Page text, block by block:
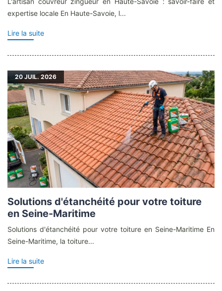
expertise locale En Haute-Savoie, l...
Lire la suite
20JUIL. 2026
Solutions d'étanchéité pour votre toiture
en Seine-Maritime
Solutions d'étanchéité pour votre toiture en Seine-Maritime En
Seine-Maritime, la toiture...
Lire la suite